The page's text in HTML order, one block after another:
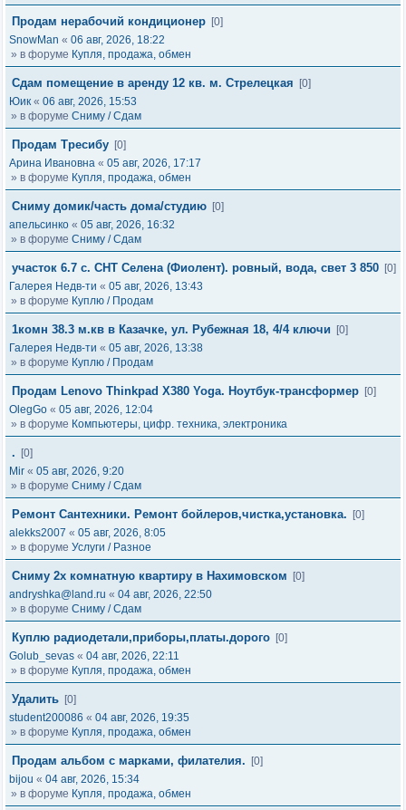
Продам нерабочий кондиционер [0]
SnowMan « 06 авг, 2026, 18:22
» в форуме Купля, продажа, обмен
Сдам помещение в аренду 12 кв. м. Стрелецкая
[0]
Юик « 06 авг, 2026, 15:53
» в форуме Сниму / Сдам
Продам Тресибу [0]
Арина Ивановна « 05 авг, 2026, 17:17
» в форуме Купля, продажа, обмен
Сниму домик/часть дома/студию [0]
апельсинко « 05 авг, 2026, 16:32
» в форуме Сниму / Сдам
участок 6.7 с. СНТ Селена (Фиолент). ровный, вода, свет 3 850 [0]
Галерея Недв-ти « 05 авг, 2026, 13:43
» в форуме Куплю / Продам
1комн 38.3 м.кв в Казачке, ул. Рубежная 18, 4/4 ключи
[0]
Галерея Недв-ти « 05 авг, 2026, 13:38
» в форуме Куплю / Продам
Продам Lenovo Thinkpad X380 Yoga. Ноутбук-трансформер [0]
OlegGo « 05 авг, 2026, 12:04
» в форуме Компьютеры, цифр. техника, электроника
.
[0]
Mir « 05 авг, 2026, 9:20
» в форуме Сниму / Сдам
Ремонт Сантехники. Ремонт бойлеров,чистка,установка.
[0]
alekks2007 « 05 авг, 2026, 8:05
» в форуме Услуги / Разное
Сниму 2х комнатную квартиру в Нахимовском
[0]
andryshka@land.ru « 04 авг, 2026, 22:50
» в форуме Сниму / Сдам
Куплю радиодетали,приборы,платы.дорого [0]
Golub_sevas « 04 авг, 2026, 22:11
» в форуме Купля, продажа, обмен
Удалить [0]
student200086 « 04 авг, 2026, 19:35
» в форуме Купля, продажа, обмен
Продам альбом с марками, филателия.
[0]
bijou « 04 авг, 2026, 15:34
» в форуме Купля, продажа, обмен